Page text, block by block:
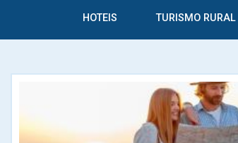
HOTEIS TURISMO RURAL